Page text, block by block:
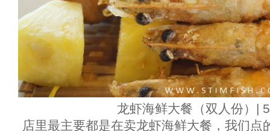
龙虾海鲜大餐（双人份）|
店里最主要都是在卖龙虾海鲜大餐，我们点